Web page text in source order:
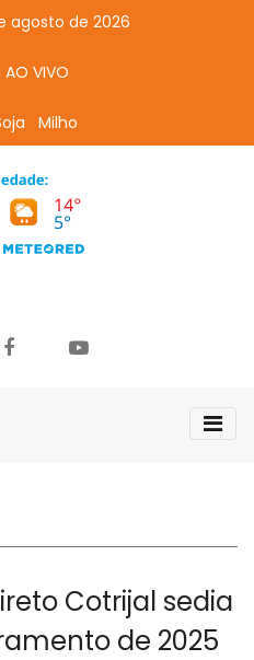
agosto de 2026
VIVO
Milho
Cotrijal sedia
de 2025